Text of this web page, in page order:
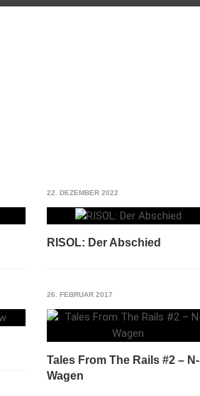
22. DEZEMBER 2022
RISOL: Der Abschied
26. FEBRUAR 2017
Tales From The Rails #2 – N-
Wagen